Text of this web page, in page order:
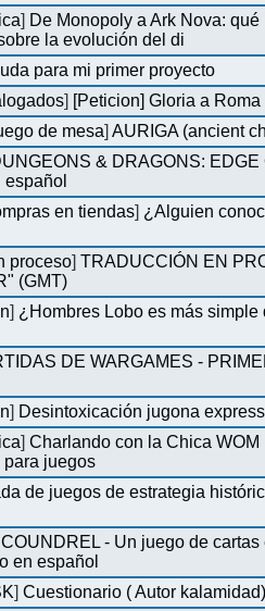
] De Monopoly a Ark Nova:
la evolución del di
para mi primer proyecto
] [Peticion] Gloria a Roma
de mesa]AURIGA (ancient
& DRAGONS:
en tiendas] ¿Alguien
proceso]TRADUCCIÓN EN
(GMT)
] ¿Hombres Lobo es más simple
DE WARGAMES -
] Desintoxicación jugona express
]Charlando con la Chica WOM
para juegos
de juegos de estrategia
- Un juego de
en español
]Cuestionario ( Autor